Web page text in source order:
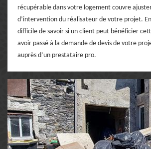
récupérable dans votre logement couvre
d’intervention du réalisateur de votre projet.
difficile de savoir si un client peut bénéficier
avoir passé à la demande de devis de votre
auprès d’un prestataire pro.